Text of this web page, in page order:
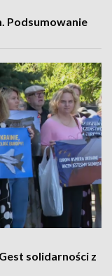
Podsumowanie
solidarności z